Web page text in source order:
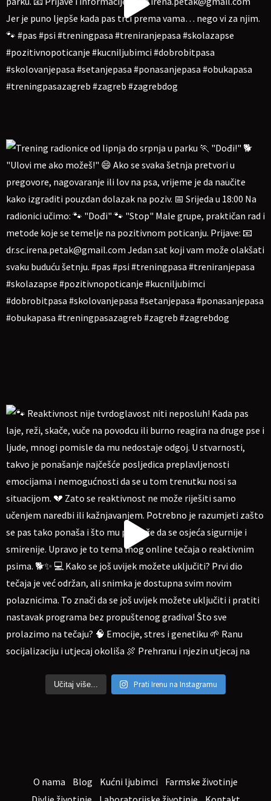
Učitaj više... Prati Irenu na Instagramu
O nama Blog Kućni ljubimci
Farmske životinje